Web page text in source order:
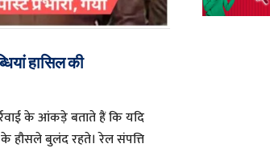
हासिल की
के आंकड़े बताते हैं कि यदि
हौसले बुलंद रहते। रेल संपत्ति